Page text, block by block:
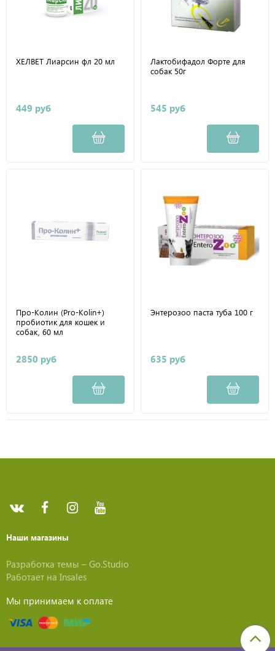
ХЕЛВЕТ Лиарсин фл 20 мл
449 руб
Лактобифадол Форте для
собак 50г
545 руб
Про-Колин (Pro-Kolin+)
пробиотик для кошек и
собак, 60 мл
2850 руб
Энтерозоо паста туба 100 г
635 руб
Наши магазины
Разработка темы – Go.Studio
Работает на Insales
Мы принимаем к оплате